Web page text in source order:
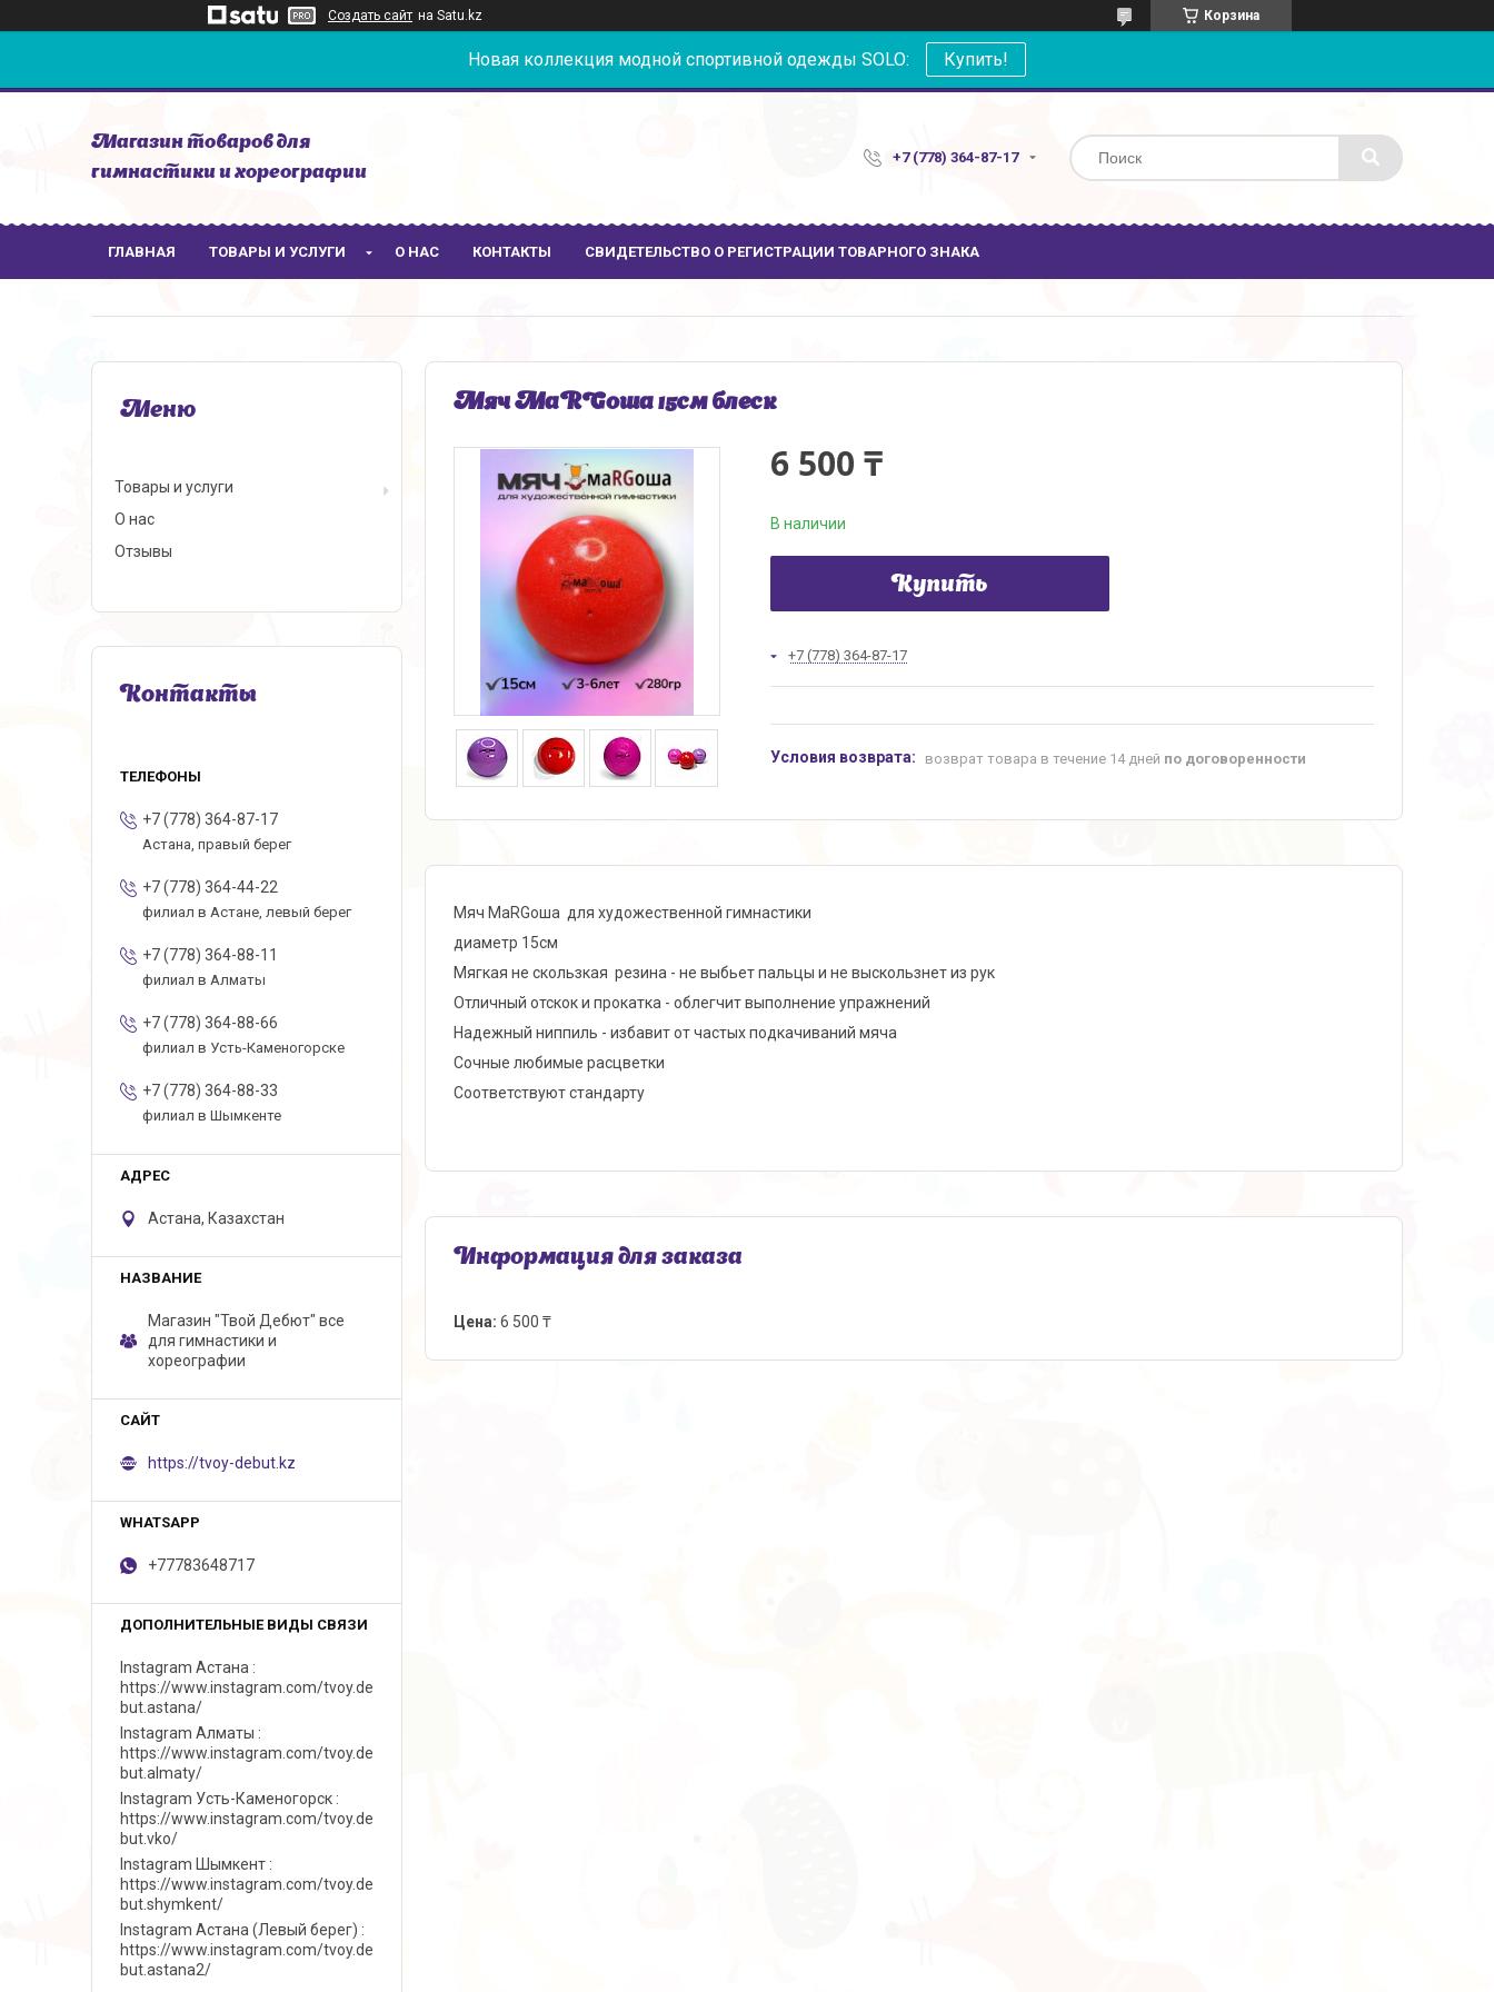
Создать сайт на Satu.kz Корзина
Новая коллекция модной спортивной одежды SOLO: Купить!
Магазин товаров для
гимнастики и хореографии
+7 (778) 364-87-17
ГЛАВНАЯ ТОВАРЫ И УСЛУГИ О НАС КОНТАКТЫ СВИДЕТЕЛЬСТВО О РЕГИСТРАЦИИ ТОВАРНОГО ЗНАКА
Мяч МаRGоша 15см блеск
6 500 ₸
В наличии
Купить
+7 (778) 364-87-17
возврат товара в течение 14 дней по договоренности
Мяч МаRGоша для художественной гимнастики
диаметр 15см
Мягкая не скользкая резина - не выбьет пальцы и не выскользнет из рук
Отличный отскок и прокатка - облегчит выполнение упражнений
Надежный ниппиль - избавит от частых подкачиваний мяча
Сочные любимые расцветки
Соответствуют стандарту
Информация для заказа
Цена: 6 500 ₸
Товары и услуги
О нас
Отзывы
Контакты
+7 (778) 364-87-17
Астана, правый берег
+7 (778) 364-44-22
филиал в Астане, левый берег
+7 (778) 364-88-11
филиал в Алматы
+7 (778) 364-88-66
филиал в Усть-Каменогорске
+7 (778) 364-88-33
филиал в Шымкенте
Астана, Казахстан
Магазин "Твой Дебют" все
для гимнастики и
хореографии
https://tvoy-debut.kz
+77783648717
Instagram Астана
https://www.instagram.com/tvoy.de
but.astana/
Instagram Алматы
https://www.instagram.com/tvoy.de
but.almaty/
Instagram Усть-Каменогорск
https://www.instagram.com/tvoy.de
but.vko/
Instagram Шымкент
https://www.instagram.com/tvoy.de
but.shymkent/
Instagram Астана (Левый берег)
https://www.instagram.com/tvoy.de
but.astana2/